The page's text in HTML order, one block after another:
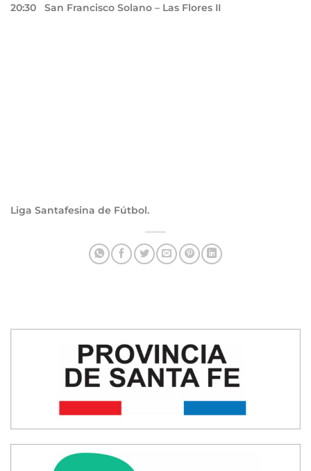
20:30 San Francisco Solano – Las Flores II
Liga Santafesina de Fútbol.